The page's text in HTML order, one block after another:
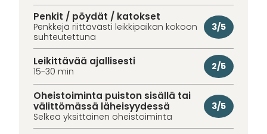
Penkit / pöydät / katokset
Penkkejä riittävästi leikkipaikan kokoon
suhteutettuna
3/5
Leikittävää ajallisesti
15-30 min 2/5
Oheistoiminta puiston sisällä tai
välittömässä läheisyydessä
Selkeä yksittäinen oheistoiminta
3/5